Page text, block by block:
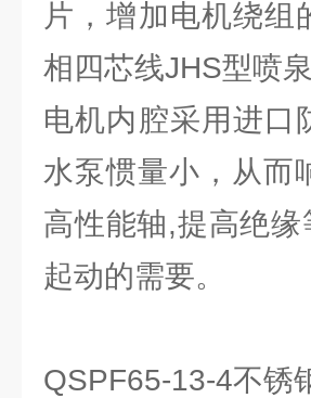
片，增加电机绕
相四芯线JHS型喷
电机内腔采用进口
水泵惯量小，从而
高性能轴,提高绝
起动的需要。
QSPF65-13-4不锈